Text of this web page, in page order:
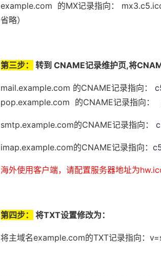
example.com 的MX记录指向： mx3.c5
省略）
第三步： 转到 CNAME记录维护页,将
mail.example.com 的CNAME记录指向：
pop.example.com 的CNAME记录指向：
smtp.example.com的CNAME记录指向：
imap.example.com的CNAME记录指向：
海外使用客户端，请配置服务器地址为
第四步： 将TXT设置修改为：
将主域名example.com的TXT记录指向：